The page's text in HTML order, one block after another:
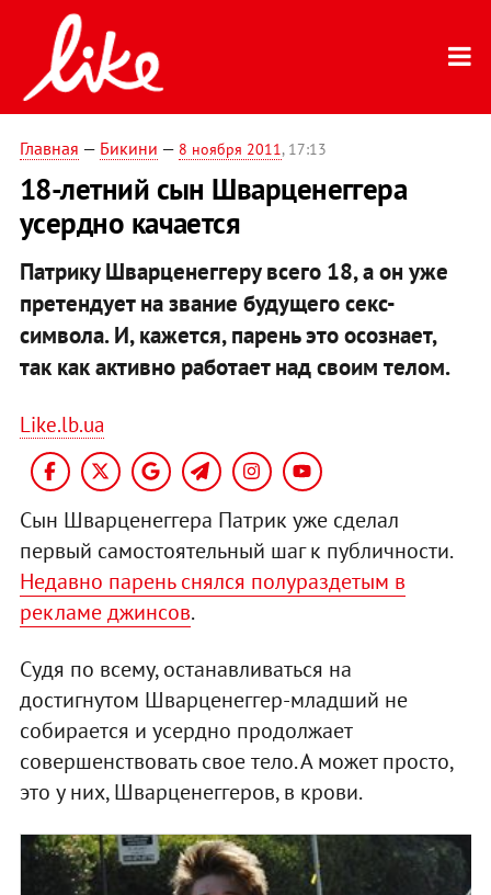
Главная — Бикини — 8 ноября 2011, 17:13
18-летний сын Шварценеггера
усердно качается
Патрику Шварценеггеру всего 18, а он уже
претендует на звание будущего секс-
символа. И, кажется, парень это осознает,
так как активно работает над своим телом.
Like.lb.ua
Сын Шварценеггера Патрик уже сделал
первый самостоятельный шаг к публичности.
Недавно парень снялся полураздетым в
рекламе джинсов.
Судя по всему, останавливаться на
достигнутом Шварценеггер-младший не
собирается и усердно продолжает
совершенствовать свое тело. А может просто,
это у них, Шварценеггеров, в крови.